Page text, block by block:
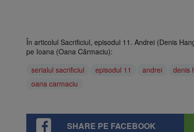
În articolul Sacrificiul, episodul 11. Andrei (Denis
pe Ioana (Oana Cârmaciu):
serialul sacrificiul
episodul 11 andrei denis
oana carmaciu
SHARE PE FACEBOOK